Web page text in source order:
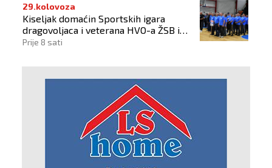
29.kolovoza
Kiseljak domaćin Sportskih igara
dragovoljaca i veterana HVO-a ŽSB i
Dana branitelja
Prije 8 sati